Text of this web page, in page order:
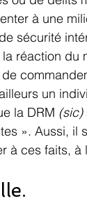
à une
sécurité
réaction du
un
la DRM (sic)
». Aussi, il
à ces faits, à